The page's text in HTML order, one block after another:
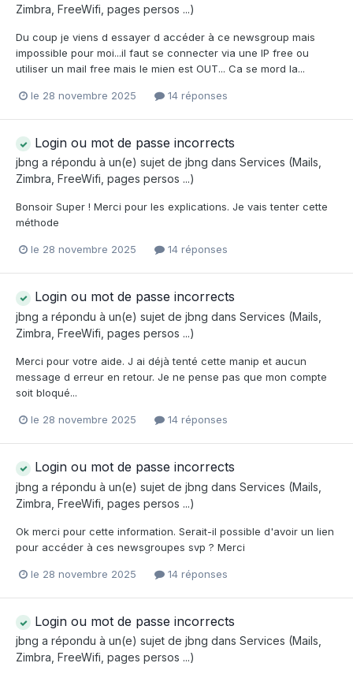
Zimbra, FreeWifi, pages persos ...)
Du coup je viens d essayer d accéder à ce newsgroup mais
impossible pour moi...il faut se connecter via une IP free ou
utiliser un mail free mais le mien est OUT... Ca se mord la...
le 28 novembre 2025 14 réponses
Login ou mot de passe incorrects
jbng a répondu à un(e) sujet de jbng dans Services (Mails,
Zimbra, FreeWifi, pages persos ...)
Bonsoir Super ! Merci pour les explications. Je vais tenter cette
méthode
le 28 novembre 2025 14 réponses
Login ou mot de passe incorrects
jbng a répondu à un(e) sujet de jbng dans Services (Mails,
Zimbra, FreeWifi, pages persos ...)
Merci pour votre aide. J ai déjà tenté cette manip et aucun
message d erreur en retour. Je ne pense pas que mon compte
soit bloqué...
le 28 novembre 2025 14 réponses
Login ou mot de passe incorrects
jbng a répondu à un(e) sujet de jbng dans Services (Mails,
Zimbra, FreeWifi, pages persos ...)
Ok merci pour cette information. Serait-il possible d'avoir un lien
pour accéder à ces newsgroupes svp ? Merci
le 28 novembre 2025 14 réponses
Login ou mot de passe incorrects
jbng a répondu à un(e) sujet de jbng dans Services (Mails,
Zimbra, FreeWifi, pages persos ...)